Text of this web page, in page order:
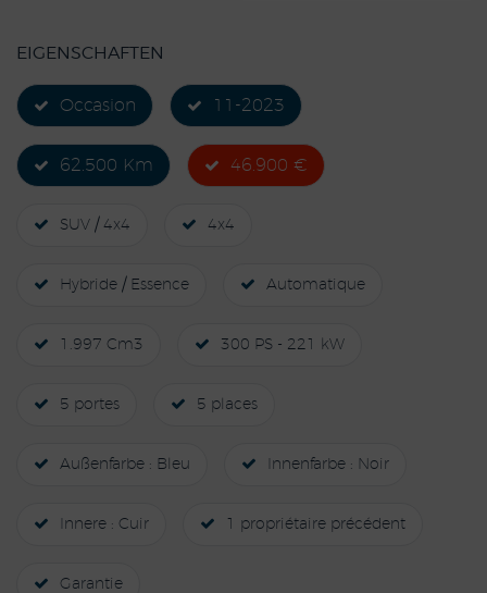
EIGENSCHAFTEN
Occasion 11-2023
62.500 Km 46.900 €
SUV / 4x4 4x4
Hybride / Essence Automatique
1.997 Cm3 300 PS - 221 kW
5 portes 5 places
Außenfarbe : Bleu Innenfarbe : Noir
Innere : Cuir 1 propriétaire précédent
Garantie